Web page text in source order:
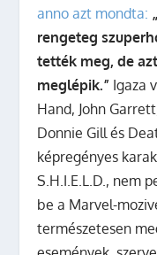
anno azt mondta:
rengeteg
tették meg, de
meglépik.” Igaza
Hand, John
Donnie Gill és
képregényes
S.H.I.E.L.D., nem
be a Marvel-
természetesen